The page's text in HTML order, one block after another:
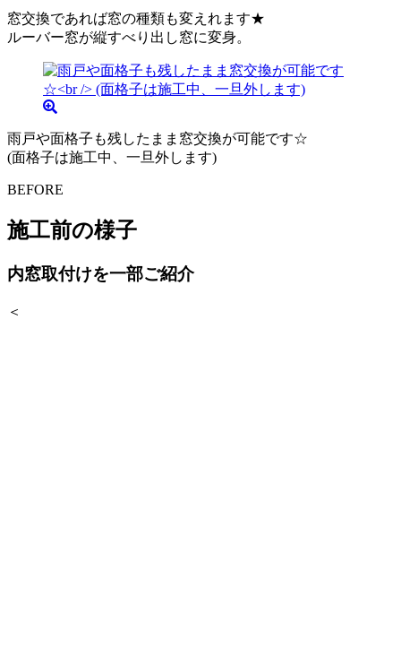
窓交換であれば窓の種類も変えれます★
ルーバー窓が縦すべり出し窓に変身。
雨戸や面格子も残したまま窓交換が可能です☆
(面格子は施工中、一旦外します)
BEFORE
施工前の様子
内窓取付けを一部ご紹介
＜